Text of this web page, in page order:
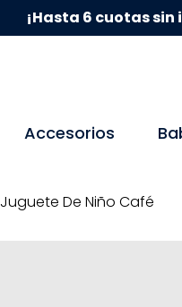
¡Hasta 6 cuotas sin
Accesorios
Juguete De Niño Café
TÉRMINOS